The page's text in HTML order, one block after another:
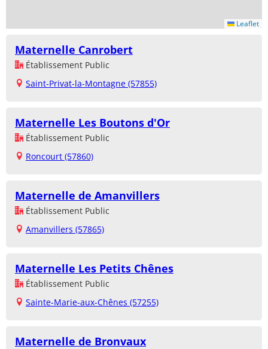
Leaflet
Maternelle Canrobert
Établissement Public
Saint-Privat-la-Montagne (57855)
Maternelle Les Boutons d'Or
Établissement Public
Roncourt (57860)
Maternelle de Amanvillers
Établissement Public
Amanvillers (57865)
Maternelle Les Petits Chênes
Établissement Public
Sainte-Marie-aux-Chênes (57255)
Maternelle de Bronvaux